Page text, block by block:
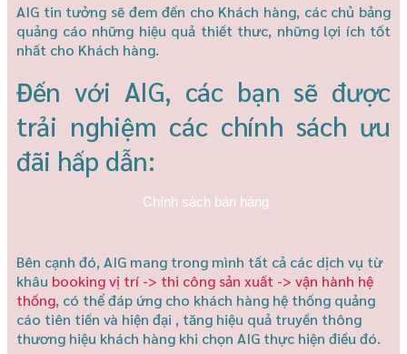
AIG tin tưởng sẽ đem đến cho Khách hàng, các chủ bảng
quảng cáo những hiệu quả thiết thưc, những lợi ích tốt
nhất cho Khách hàng.
Đến với AIG, các bạn sẽ được
trải nghiệm các chính sách ưu
đãi hấp dẫn:
Chính sách bán hàng
Bên cạnh đó, AIG mang trong mình tất cả các dịch vụ từ
khâu booking vị trí -> thi công sản xuất -> vận hành hệ
thống, có thể đáp ứng cho khách hàng hệ thống quảng
cáo tiên tiến và hiện đại , tăng hiệu quả truyền thông
thương hiệu khách hàng khi chọn AIG thực hiện điều đó.